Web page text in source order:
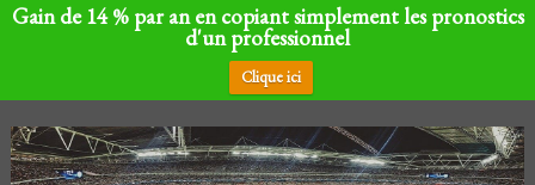
Gain de 14 % par an en copiant simplement les pronostics
d'un professionnel
Clique ici